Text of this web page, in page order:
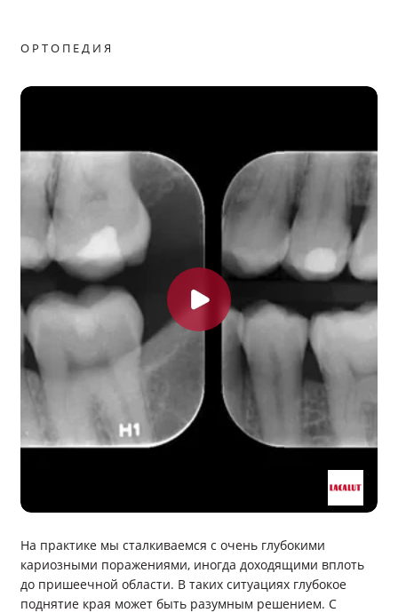
Обратная связь
Выход
ОРТОПЕДИЯ
На практике мы сталкиваемся с очень глубокими
кариозными поражениями, иногда доходящими вплоть
до пришеечной области. В таких ситуациях глубокое
поднятие края может быть разумным решением. С